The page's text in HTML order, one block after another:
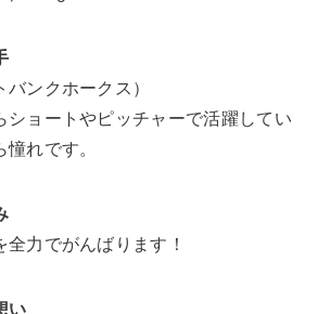
ンクホークス）
ショートやピッチャーで活躍してい
れです。
力でがんばります！
い